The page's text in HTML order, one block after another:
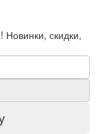
Новинки, скидки,